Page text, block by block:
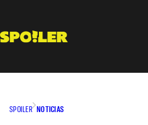
contenido
SPOILER NOTICIAS